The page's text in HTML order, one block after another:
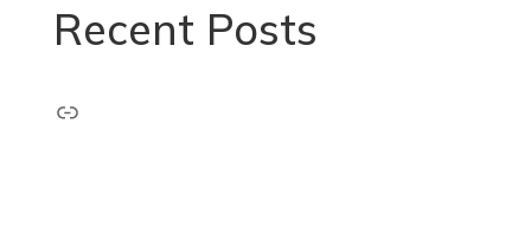
Recent Posts
Länk